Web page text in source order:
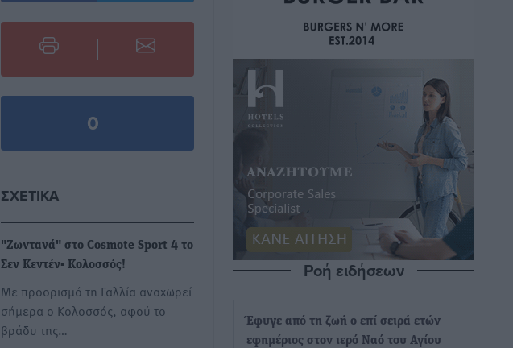
0
ΣΧΕΤΙΚΆ
"Ζωντανά" στο Cosmote Sport 4 το
Σεν Κεντέν- Κολοσσός!
Με προορισμό τη Γαλλία αναχωρεί
σήμερα ο Κολοσσός, αφού το
βράδυ της…
Ροή ειδήσεων
Έφυγε από τη ζωή ο επί σειρά ετών
εφημέριος στον ιερό Ναό του Αγίου